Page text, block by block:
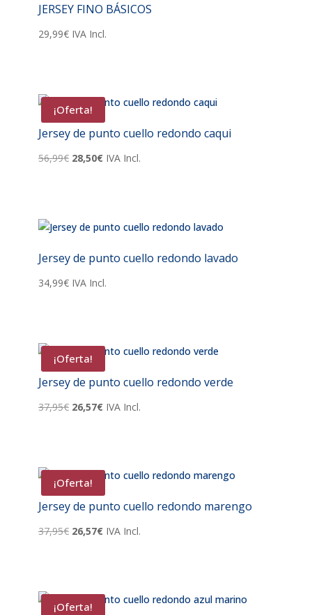
JERSEY FINO BÁSICOS
29,99€ IVA Incl.
¡Oferta!
Jersey de punto cuello redondo caqui
56,99€ El
56,99€.
28,50€El
28,50€.
IVA Incl.
Jersey de punto cuello redondo lavado
34,99€ IVA Incl.
¡Oferta!
Jersey de punto cuello redondo verde
37,95€ El
37,95€.
26,57€El
26,57€.
IVA Incl.
¡Oferta!
Jersey de punto cuello redondo marengo
37,95€ El
37,95€.
26,57€El
26,57€.
IVA Incl.
¡Oferta!